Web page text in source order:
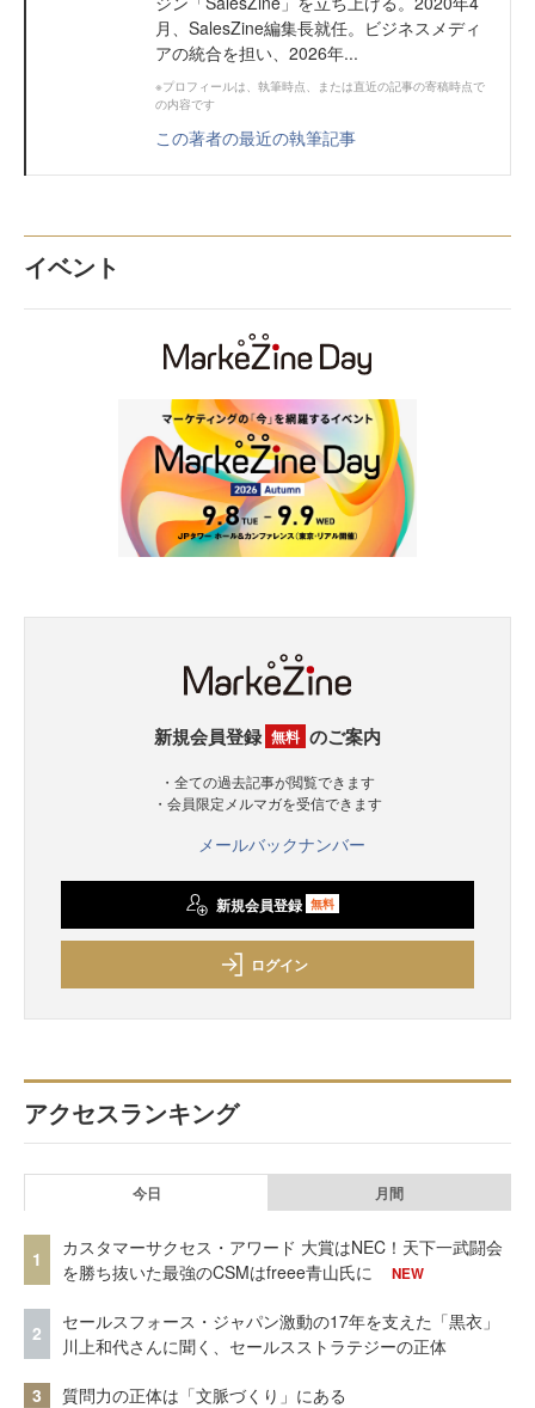
月、SalesZine編集長就任。ビジネスメディ
アの統合を担い、2026年...
※プロフィールは、執筆時点、または直近の記事の寄稿時点で
の内容です
この著者の最近の執筆記事
イベント
新規会員登録 無料 のご案内
・全ての過去記事が閲覧できます
・会員限定メルマガを受信できます
メールバックナンバー
新規会員登録 無料
ログイン
アクセスランキング
今日 月間
1
カスタマーサクセス・アワード 大賞はNEC！天下一武闘会
を勝ち抜いた最強のCSMはfreee青山氏に
NEW
2
セールスフォース・ジャパン激動の17年を支えた「黒衣」
川上和代さんに聞く、セールスストラテジーの正体
3 質問力の正体は「文脈づくり」にある